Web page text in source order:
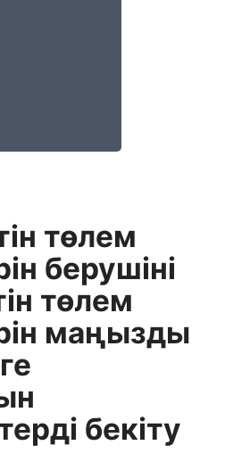
төлем
берушіні
төлем
маңызды
бекіту